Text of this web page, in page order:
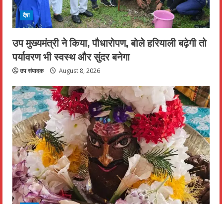
देश
उप मुख्यमंत्री ने किया, पौधारोपण, बोले हरियाली बढ़ेगी तो
पर्यावरण भी स्वस्थ और सुंदर बनेगा
उप संपादक August 8, 2026